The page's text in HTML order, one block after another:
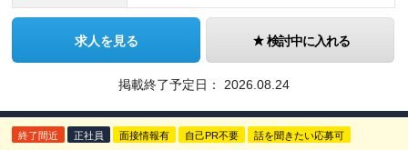
求人を見る 検討中に入れる
掲載終了予定日： 2026.08.24
終了間近 正社員 面接情報有 自己PR不要 話を聞きたい応募可